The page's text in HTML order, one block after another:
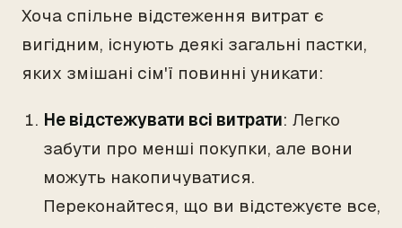
Хоча спільне відстеження витрат є
вигідним, існують деякі загальні пастки,
яких змішані сім'ї повинні уникати:
Не відстежувати всі витрати: Легко
забути про менші покупки, але вони
можуть накопичуватися.
Переконайтеся, що ви відстежуєте все,